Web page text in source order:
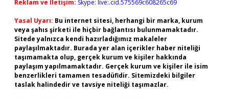
Reklam ve İletişim: Skype: live:.cid.575569c608265c69
Yasal Uyarı: Bu internet sitesi, herhangi bir marka, kurum
veya şahıs şirketi ile hiçbir bağlantısı bulunmamaktadır.
Sitede yalnızca kendi hazırladığımız makaleler
paylaşılmaktadır. Burada yer alan içerikler haber niteliği
taşımamakta olup, gerçek kurum ve kişiler hakkında
paylaşım yapılmamaktadır. Gerçek kurum ve kişiler ile isim
benzerlikleri tamamen tesadüfidir. Sitemizdeki bilgiler
taslak halindedir ve tavsiye niteliği taşımazlar.